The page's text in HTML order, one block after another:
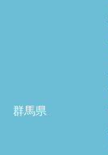
群馬県